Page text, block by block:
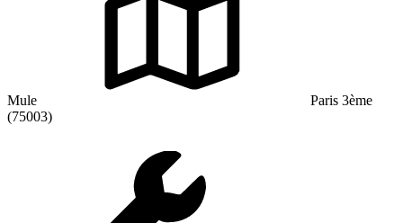
Mule
Paris 3ème
(75003)